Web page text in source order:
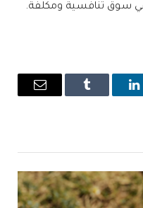
في سوق تنافسية ومكلفة.
لينكدإن Tumblr
البريد